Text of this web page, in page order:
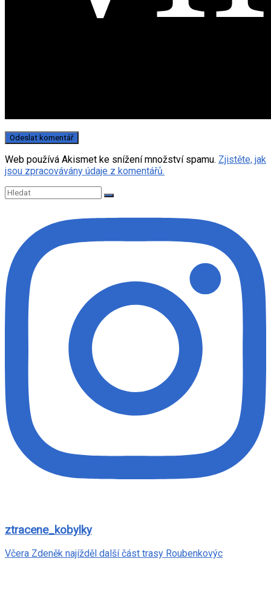
Web používá Akismet ke snížení množství spamu. Zjistěte, jak
jsou zpracovávány údaje z komentářů.
ztracene_kobylky
Včera Zdeněk najížděl další část trasy Roubenkovýc